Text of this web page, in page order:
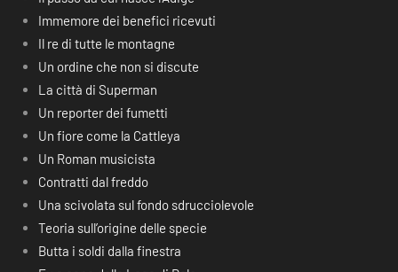
Immemore dei benefici ricevuti
Il re di tutte le montagne
Un ordine che non si discute
La città di Superman
Un reporter dei fumetti
Un fiore come la Cattleya
Un Roman musicista
Contratti dal freddo
Una scivolata sul fondo sdrucciolevole
Teoria sull’origine delle specie
Butta i soldi dalla finestra